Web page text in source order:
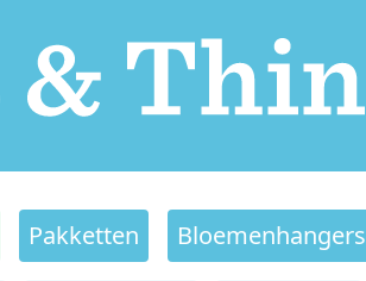
Pakketten Bloemenhangers